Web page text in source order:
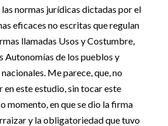
normas jurídicas dictadas por el
eficaces no escritas que regulan
llamadas Usos y Costumbre,
Autonomías de los pueblos y
Me parece, que, no
en este estudio, sin tocar este
momento, en que se dio la firma
y la obligatoriedad que tuvo